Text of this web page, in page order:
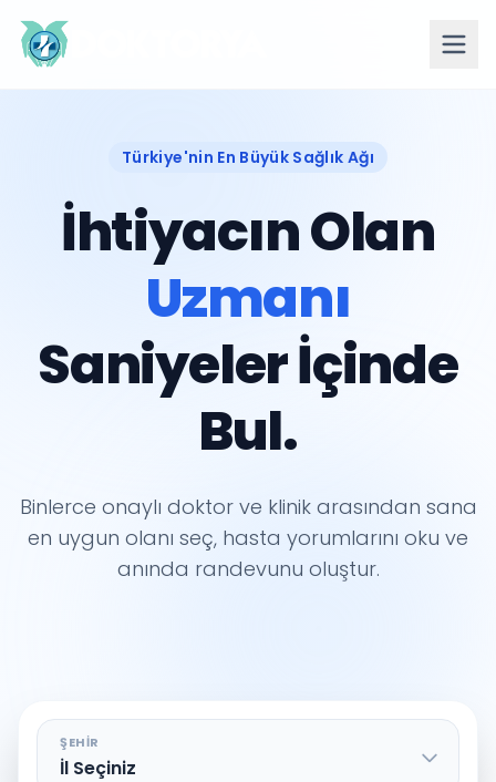
Türkiye'nin En Büyük Sağlık Ağı
İhtiyacın Olan
Uzmanı
Saniyeler İçinde
Bul.
Binlerce onaylı doktor ve klinik arasından sana
en uygun olanı seç, hasta yorumlarını oku ve
anında randevunu oluştur.
ŞEHIR